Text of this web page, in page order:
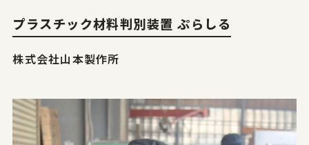
プラスチック材料判別装置 ぷらしる
株式会社山本製作所